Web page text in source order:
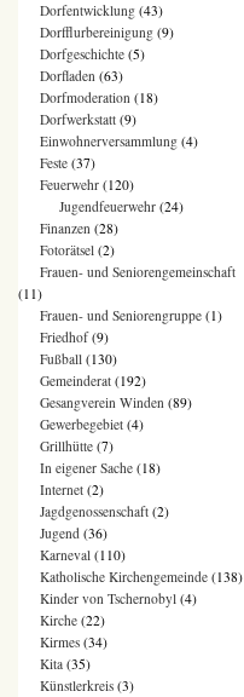
Dorfentwicklung (43)
Dorfflurbereinigung (9)
Dorfgeschichte (5)
Dorfladen (63)
Dorfmoderation (18)
Dorfwerkstatt (9)
Einwohnerversammlung (4)
Feste (37)
Feuerwehr (120)
Jugendfeuerwehr (24)
Finanzen (28)
Fotorätsel (2)
Frauen- und Seniorengemeinschaft
(11)
Frauen- und Seniorengruppe (1)
Friedhof(9)
Fußball (130)
Gemeinderat (192)
Gesangverein Winden (89)
Gewerbegebiet (4)
Grillhütte (7)
In eigener Sache (18)
Internet (2)
Jagdgenossenschaft (2)
Jugend (36)
Karneval (110)
Katholische Kirchengemeinde (138)
Kinder von Tschernobyl (4)
Kirche (22)
Kirmes (34)
Kita (35)
Künstlerkreis (3)